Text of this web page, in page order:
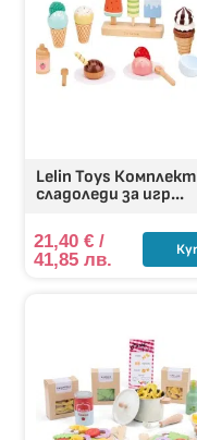
Lelin Toys
сладоледи за игр...
21,40€ /
41,85 лв.